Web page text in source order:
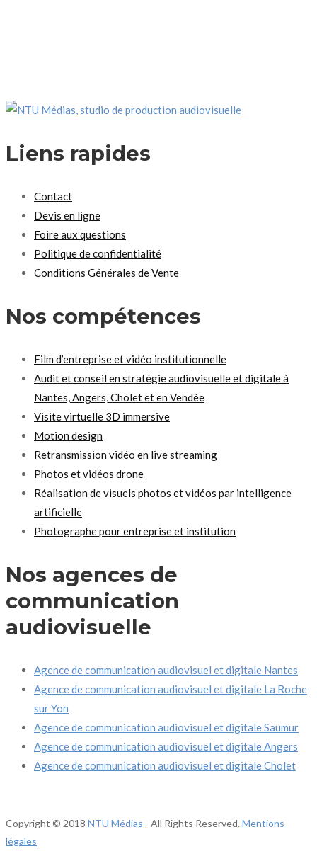
Liens rapides
Contact
Devis en ligne
Foire aux questions
Politique de confidentialité
Conditions Générales de Vente
Nos compétences
Film d’entreprise et vidéo institutionnelle
Audit et conseil en stratégie audiovisuelle et digitale à
Nantes, Angers, Cholet et en Vendée
Visite virtuelle 3D immersive
Motion design
Retransmission vidéo en live streaming
Photos et vidéos drone
Réalisation de visuels photos et vidéos par intelligence
artificielle
Photographe pour entreprise et institution
Nos agences de
communication
audiovisuelle
Agence de communication audiovisuel et digitale Nantes
Agence de communication audiovisuel et digitale La Roche
sur Yon
Agence de communication audiovisuel et digitale Saumur
Agence de communication audiovisuel et digitale Angers
Agence de communication audiovisuel et digitale Cholet
Copyright © 2018 NTU Médias - All Rights Reserved. Mentions
légales